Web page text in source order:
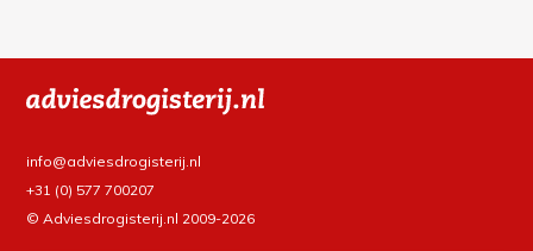
info@adviesdrogisterij.nl
+31 (0) 577 700207
© Adviesdrogisterij.nl 2009-2026